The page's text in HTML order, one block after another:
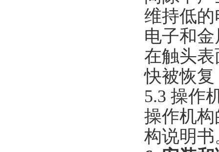
维持低
电子和
在触头
快被恢
5.3 操作
操作机
构说明书